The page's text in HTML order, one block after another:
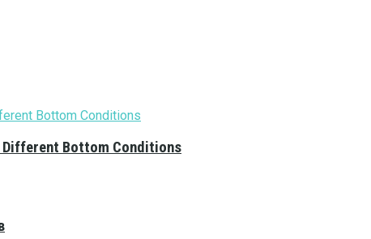
Different Bottom Conditions